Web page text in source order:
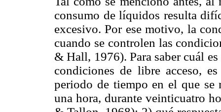
consumo de líquidos resulta
excesivo. Por ese motivo, la
cuando se controlen las
& Hall, 1976). Para saber cuál
condiciones de libre acceso,
periodo de tiempo en el que se
una hora, durante veinticuatro